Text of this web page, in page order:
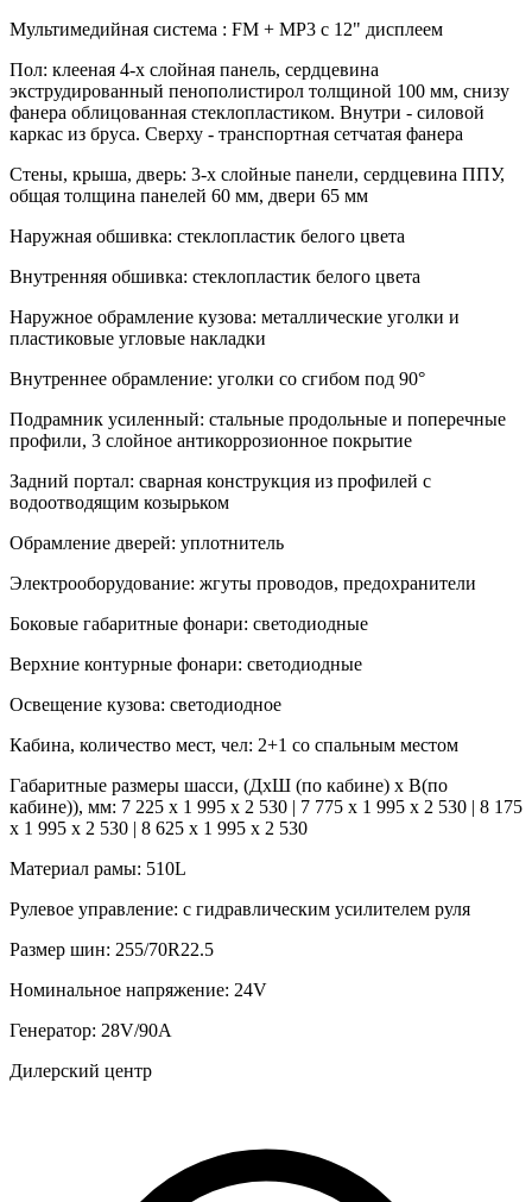
Мультимедийная система : FM + MP3 с 12" дисплеем
Пол: клееная 4-х слойная панель, сердцевина
экструдированный пенополистирол толщиной 100 мм, снизу
фанера облицованная стеклопластиком. Внутри - силовой
каркас из бруса. Сверху - транспортная сетчатая фанера
Стены, крыша, дверь: 3-х слойные панели, сердцевина ППУ,
общая толщина панелей 60 мм, двери 65 мм
Наружная обшивка: стеклопластик белого цвета
Внутренняя обшивка: стеклопластик белого цвета
Наружное обрамление кузова: металлические уголки и
пластиковые угловые накладки
Внутреннее обрамление: уголки со сгибом под 90°
Подрамник усиленный: стальные продольные и поперечные
профили, 3 слойное антикоррозионное покрытие
Задний портал: сварная конструкция из профилей c
водоотводящим козырьком
Обрамление дверей: уплотнитель
Электрооборудование: жгуты проводов, предохранители
Боковые габаритные фонари: светодиодные
Верхние контурные фонари: светодиодные
Освещение кузова: светодиодное
Кабина, количество мест, чел: 2+1 со спальным местом
Габаритные размеры шасси, (ДхШ (по кабине) х В(по
кабине)), мм: 7 225 х 1 995 х 2 530 | 7 775 х 1 995 х 2 530 | 8 175
х 1 995 х 2 530 | 8 625 х 1 995 х 2 530
Материал рамы: 510L
Рулевое управление: с гидравлическим усилителем руля
Размер шин: 255/70R22.5
Номинальное напряжение: 24V
Генератор: 28V/90A
Дилерский центр